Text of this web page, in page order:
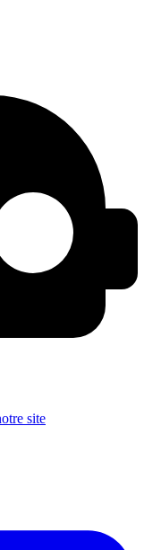
site